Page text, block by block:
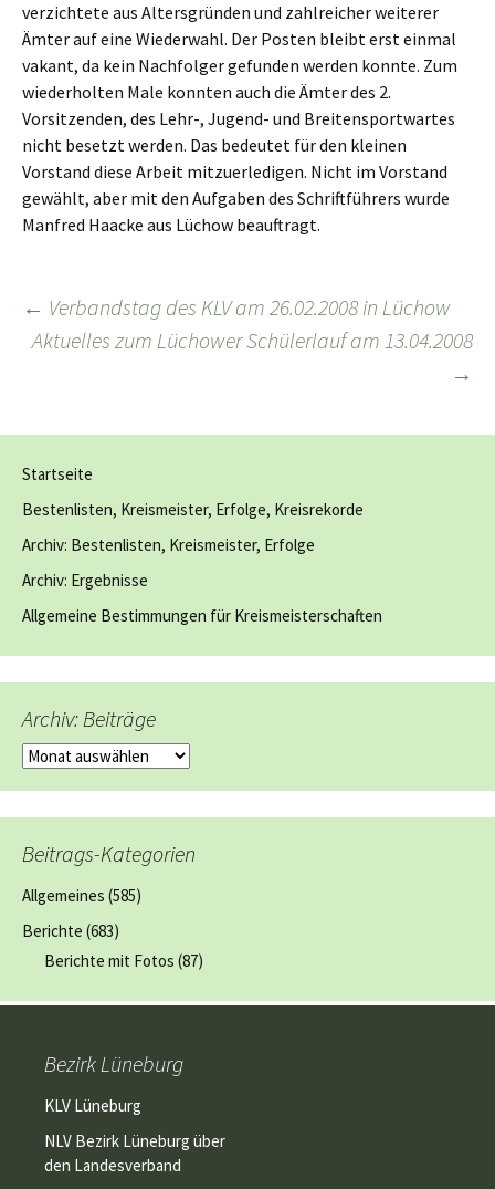
verzichtete aus Altersgründen und zahlreicher weiterer
Ämter auf eine Wiederwahl. Der Posten bleibt erst einmal
vakant, da kein Nachfolger gefunden werden konnte. Zum
wiederholten Male konnten auch die Ämter des 2.
Vorsitzenden, des Lehr-, Jugend- und Breitensportwartes
nicht besetzt werden. Das bedeutet für den kleinen
Vorstand diese Arbeit mitzuerledigen. Nicht im Vorstand
gewählt, aber mit den Aufgaben des Schriftführers wurde
Manfred Haacke aus Lüchow beauftragt.
Beitragsnavigation
← Verbandstag des KLV am 26.02.2008 in Lüchow
Aktuelles zum Lüchower Schülerlauf am 13.04.2008
→
Startseite
Bestenlisten, Kreismeister, Erfolge, Kreisrekorde
Archiv: Bestenlisten, Kreismeister, Erfolge
Archiv: Ergebnisse
Allgemeine Bestimmungen für Kreismeisterschaften
Archiv: Beiträge
Archiv:
Beitrags-Kategorien
Allgemeines (585)
Berichte (683)
Berichte mit Fotos (87)
Bezirk Lüneburg
KLV Lüneburg
NLV Bezirk Lüneburg über
den Landesverband